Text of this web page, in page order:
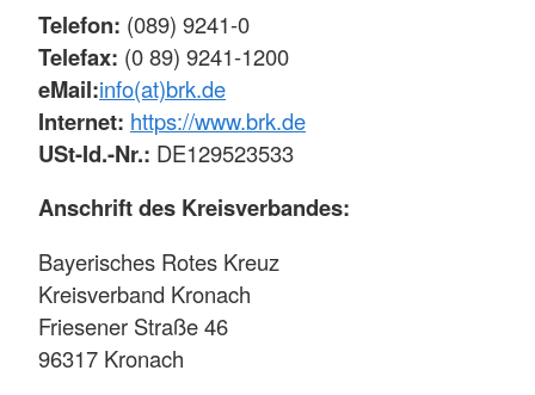
Telefon: (089) 9241-0
Telefax: (0 89) 9241-1200
eMail:info(at)brk.de
Internet: https://www.brk.de
USt-Id.-Nr.: DE129523533
Anschrift des Kreisverbandes:
Bayerisches Rotes Kreuz
Kreisverband Kronach
Friesener Straße 46
96317 Kronach